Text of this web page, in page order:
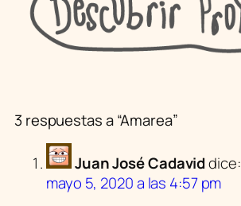
3 respuestas a “Amarea”
Juan José Cadaviddice:
mayo 5, 2020 a las 4:57 pm